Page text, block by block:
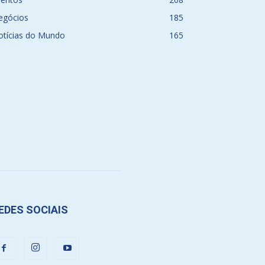
185
do Mundo
165
SOCIAIS